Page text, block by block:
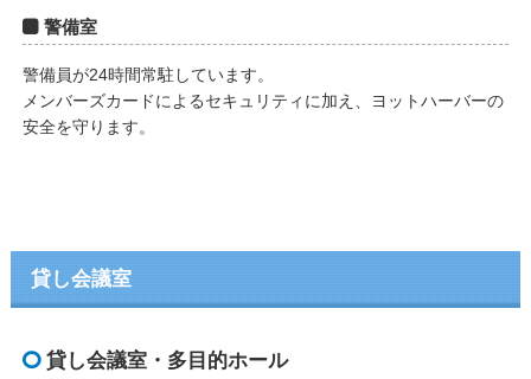
警備室
警備員が24時間常駐しています。
メンバーズカードによるセキュリティに加え、ヨットハーバーの
安全を守ります。
貸し会議室
貸し会議室・多目的ホール